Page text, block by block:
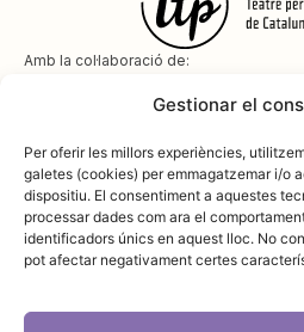
Gestionar el
Per oferir les millors experiències,
galetes (cookies) per emmagatzemar i/o
dispositiu. El consentiment a aquestes
processar dades com ara el
identificadors únics en aquest lloc. No
pot afectar negativament certes
Amb la col·laboració de:
Amb el